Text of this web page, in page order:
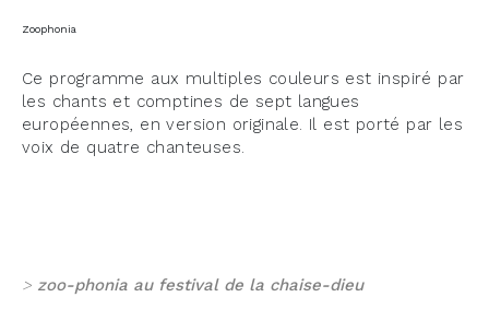
Zoophonia
Ce programme aux multiples couleurs est inspiré par
les chants et comptines de sept langues
européennes, en version originale. Il est porté par les
voix de quatre chanteuses.
> zoo-phonia au festival de la chaise-dieu